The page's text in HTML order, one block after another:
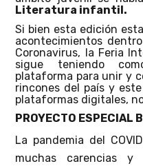
Literatura infantil.
Si bien esta edición
acontecimientos
Coronavirus, la Feria
sigue teniendo
plataforma para unir y
rincones del país y
plataformas digitales,
PROYECTO ESPECIAL
La pandemia del
muchas carencias